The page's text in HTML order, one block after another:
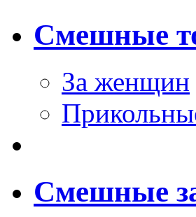
Смешные
За женщин
Смешные